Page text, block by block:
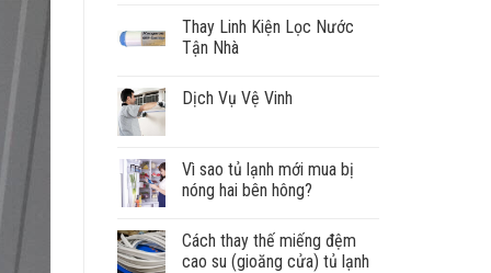
Thay Linh Kiện Lọc Nước
Tận Nhà
Dịch Vụ Vệ Vinh
Vì sao tủ lạnh mới mua bị
nóng hai bên hông?
Cách thay thế miếng đệm
cao su (gioăng cửa) tủ lạnh